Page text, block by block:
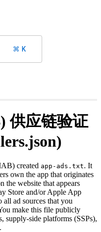
⌘ K
供应链验证
created app-ads.txt. It
own the app that originates
the website that appears
Store and/or Apple App
all ad sources that you
make this file publicly
supply-side platforms (SSPs),